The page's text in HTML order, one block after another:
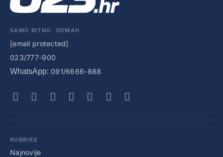
SAMO BITNO. ODMAH.
[email protected]
023/777-900
WhatsApp: 091/6666-888
RUBRIKE
Najnovije